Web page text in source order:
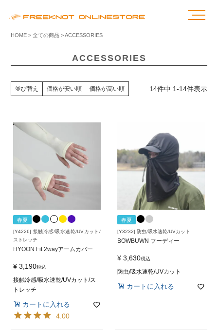
HOME 全ての商品 ACCESSORIES
ACCESSORIES
並び替え 価格が安い順 価格が高い順 14件中 1-14件表示
春夏
[Y4226] 接触冷感/吸水速乾/UVカット/
ストレッチ
HYOON Fit 2wayアームカバー
¥ 3,190税込
接触冷感/吸水速乾/UVカット/ス
トレッチ
カートに入れる
4.00
春夏
[Y3232] 防虫/吸水速乾/UVカット
BOWBUWN フーディー
¥ 3,630税込
防虫/吸水速乾/UVカット
カートに入れる